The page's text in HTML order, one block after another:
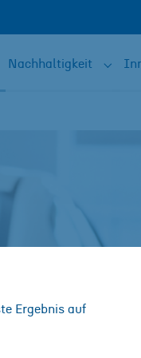
Ergebnis auf
wir sind"for "Lösungen"
Nachhaltigkeit